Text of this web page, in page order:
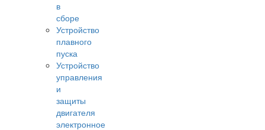
в
сборе
Устройство
плавного
пуска
Устройство
управления
и
защиты
двигателя
электронное